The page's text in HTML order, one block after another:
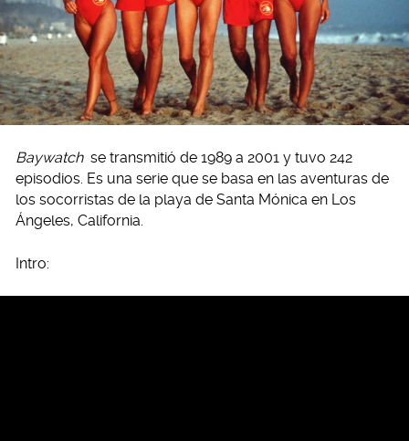
Baywatch se transmitió de 1989 a 2001 y tuvo 242
episodios. Es una serie que se basa en las aventuras de
los socorristas de la playa de Santa Mónica en Los
Ángeles, California.
Intro: